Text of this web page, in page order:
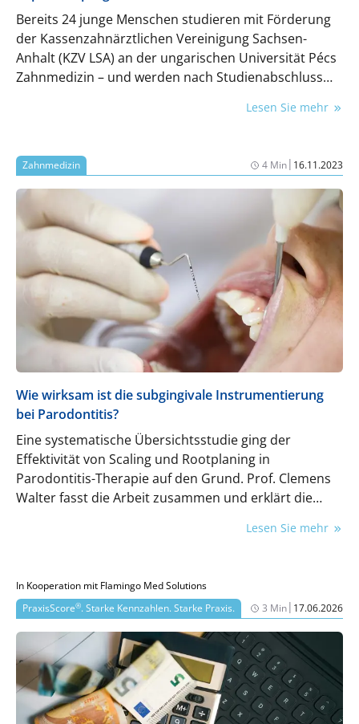
Bereits 24 junge Menschen studieren mit Förderung
der Kassenzahnärztlichen Vereinigung Sachsen-
Anhalt (KZV LSA) an der ungarischen Universität Pécs
Zahnmedizin – und werden nach Studienabschluss
unterstützen. Bewerbungen für die nächste
entgegengenommen.
Lesen Sie mehr
Zahnmedizin 4 Min| 16.11.2023
Wie wirksam ist die subgingivale Instrumentierung
bei Parodontitis?
Eine systematische Übersichtsstudie ging der
Effektivität von Scaling und Rootplaning in
Parodontitis-Therapie auf den Grund. Prof. Clemens
Walter fasst die Arbeit zusammen und erklärt die
Lesen Sie mehr
In Kooperation mit Flamingo Med Solutions
PraxisScore®. Starke Kennzahlen. Starke Praxis. 3 Min| 17.06.2026